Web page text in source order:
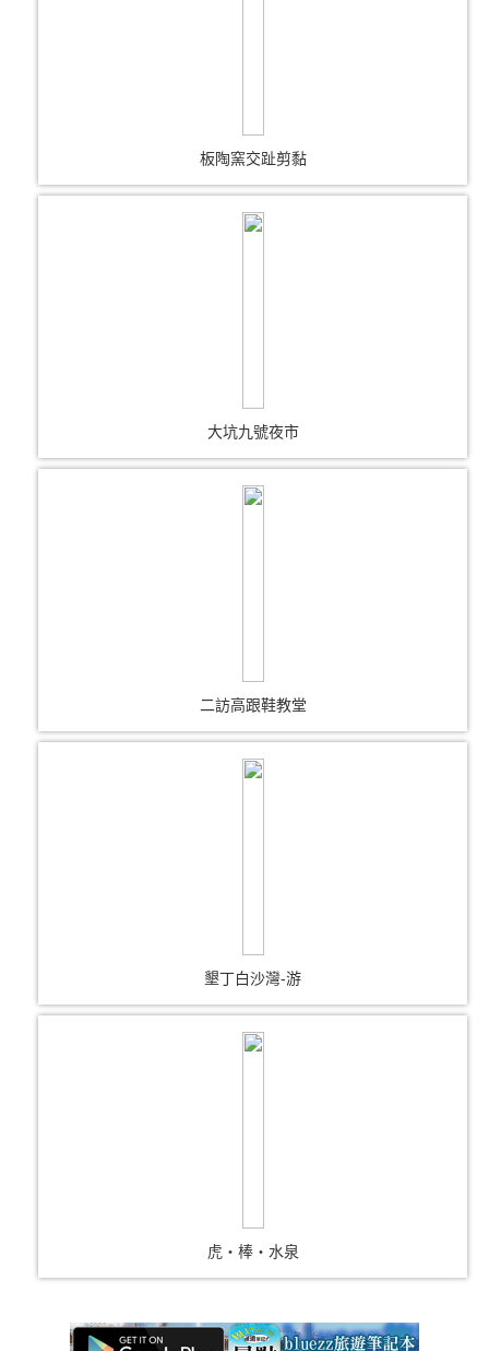
板陶窯交趾剪黏
大坑九號夜市
二訪高跟鞋教堂
墾丁白沙灣-游
虎‧棒‧水泉